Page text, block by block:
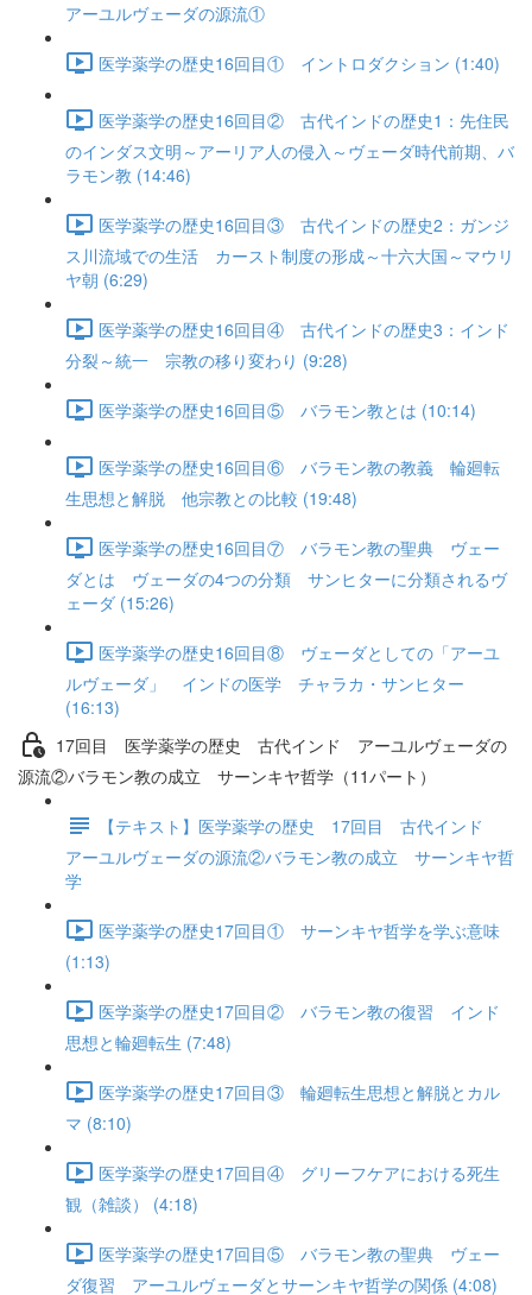
アーユルヴェーダの源流①
医学薬学の歴史16回目① イントロダクション (1:40)
医学薬学の歴史16回目② 古代インドの歴史1：先住民
のインダス文明～アーリア人の侵入～ヴェーダ時代前期、バ
ラモン教 (14:46)
医学薬学の歴史16回目③ 古代インドの歴史2：ガンジ
ス川流域での生活 カースト制度の形成～十六大国～マウリ
ヤ朝 (6:29)
医学薬学の歴史16回目④ 古代インドの歴史3：インド
分裂～統一 宗教の移り変わり (9:28)
医学薬学の歴史16回目⑤ バラモン教とは (10:14)
医学薬学の歴史16回目⑥ バラモン教の教義 輪廻転
生思想と解脱 他宗教との比較 (19:48)
医学薬学の歴史16回目⑦ バラモン教の聖典 ヴェー
ダとは ヴェーダの4つの分類 サンヒターに分類されるヴ
ェーダ (15:26)
医学薬学の歴史16回目⑧ ヴェーダとしての「アーユ
ルヴェーダ」 インドの医学 チャラカ・サンヒター
(16:13)
17回目 医学薬学の歴史 古代インド アーユルヴェーダの
源流②バラモン教の成立 サーンキヤ哲学（11パート）
【テキスト】医学薬学の歴史 17回目 古代インド
アーユルヴェーダの源流②バラモン教の成立 サーンキヤ哲
学
医学薬学の歴史17回目① サーンキヤ哲学を学ぶ意味
(1:13)
医学薬学の歴史17回目② バラモン教の復習 インド
思想と輪廻転生 (7:48)
医学薬学の歴史17回目③ 輪廻転生思想と解脱とカル
マ (8:10)
医学薬学の歴史17回目④ グリーフケアにおける死生
観（雑談） (4:18)
医学薬学の歴史17回目⑤ バラモン教の聖典 ヴェー
ダ復習 アーユルヴェーダとサーンキヤ哲学の関係 (4:08)